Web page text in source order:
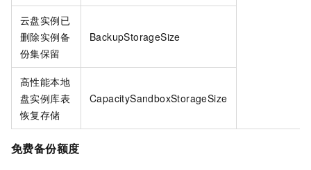
云盘实例已
删除实例备
份集保留
BackupStorageSize
高性能本地
盘实例库表
恢复存储
CapacitySandboxStorageSize
免费备份额度